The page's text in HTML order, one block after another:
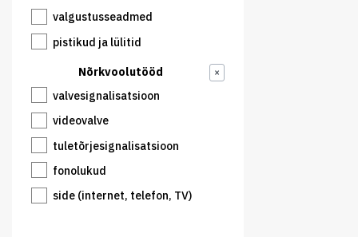
valgustusseadmed
pistikud ja lülitid
Nõrkvoolutööd ×
valvesignalisatsioon
videovalve
tuletõrjesignalisatsioon
fonolukud
side (internet, telefon, TV)